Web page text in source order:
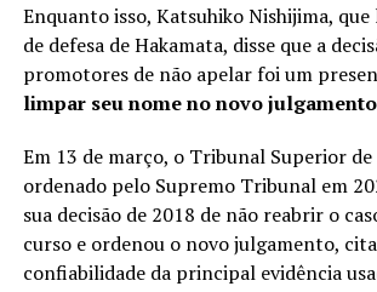
Enquanto isso, Katsuhiko Nishijima,
de defesa de Hakamata, disse que a
promotores de não apelar foi um
limpar seu nome no novo
Em 13 de março, o Tribunal Superior
ordenado pelo Supremo Tribunal em
sua decisão de 2018 de não reabrir o
curso e ordenou o novo julgamento,
confiabilidade da principal evidência